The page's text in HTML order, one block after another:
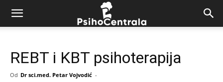
REBT i KBT psihoterapija
Od Dr sci.med. Petar Vojvodić -